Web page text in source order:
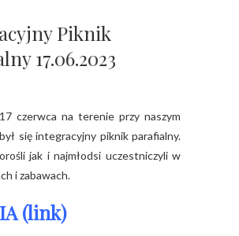
Piknik
17.06.2023
się integracyjny piknik parafialny.
jak i najmłodsi uczestniczyli w
i zabawach.
(link)